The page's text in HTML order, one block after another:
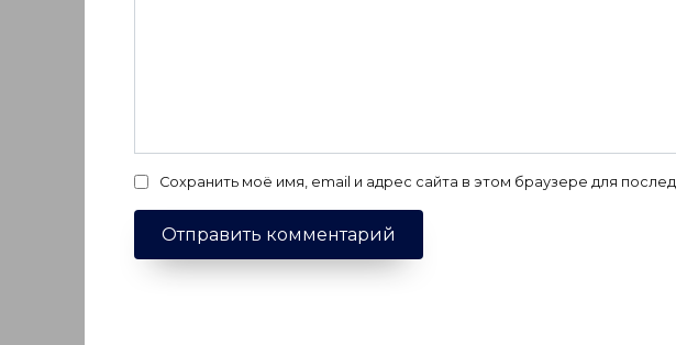
Сохранить моё имя, email и адрес сайта в этом браузере для